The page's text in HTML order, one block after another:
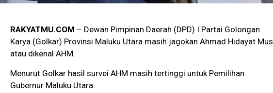
RAKYATMU.COM – Dewan Pimpinan Daerah (DPD) I Partai Golongan
Karya (Golkar) Provinsi Maluku Utara masih jagokan Ahmad Hidayat Mus
atau dikenal AHM.
Menurut Golkar hasil survei AHM masih tertinggi untuk Pemilihan
Gubernur Maluku Utara.